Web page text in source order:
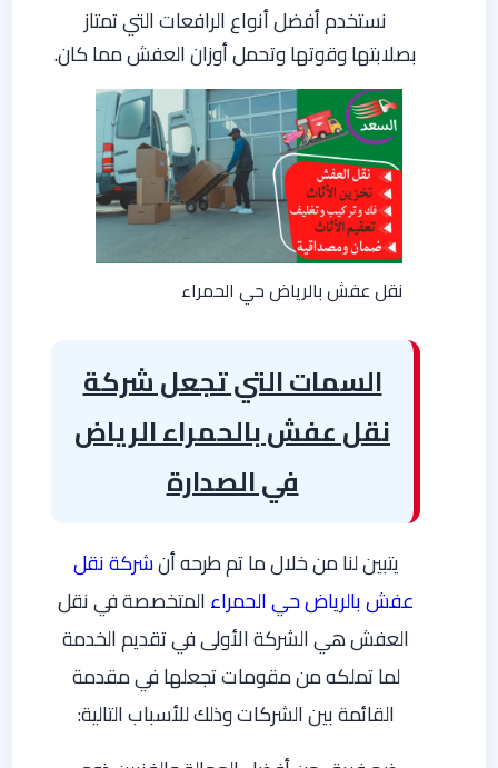
نستخدم أفضل أنواع الرافعات التي تمتاز
بصلابتها وقوتها وتحمل أوزان العفش مما كان.
نقل عفش بالرياض حي الحمراء
السمات التي تجعل شركة
نقل عفش بالحمراء الرياض
في الصدارة
يتبين لنا من خلال ما تم طرحه أنشركة نقل
عفش بالرياض حي الحمراءالمتخصصة في نقل
العفش هي الشركة الأولى في تقديم الخدمة
لما تملكه من مقومات تجعلها في مقدمة
القائمة بين الشركات وذلك للأسباب التالية: